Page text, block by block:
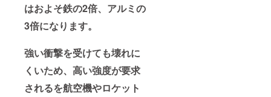
はおよそ鉄の2倍、アルミの
3倍になります。
強い衝撃を受けても壊れに
くいため、高い強度が要求
されるを航空機やロケット